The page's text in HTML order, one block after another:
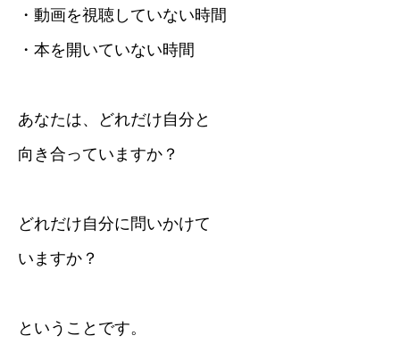
・動画を視聴していない時間
・本を開いていない時間
あなたは、どれだけ自分と
向き合っていますか？
どれだけ自分に問いかけて
いますか？
ということです。